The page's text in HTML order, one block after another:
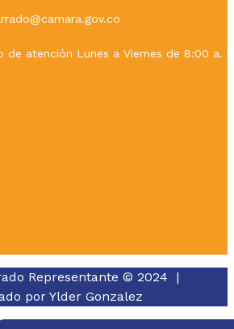
de atención Lunes a Viernes de 8:00 a.
Representante © 2024 |
por Ylder Gonzalez